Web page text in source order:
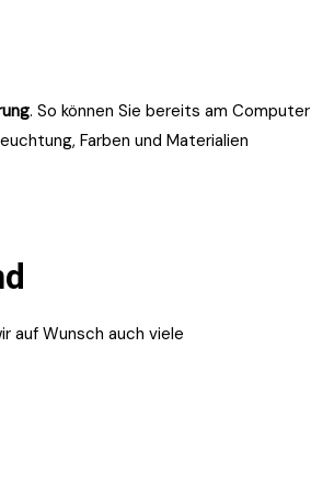
. So können Sie bereits am Computer
Farben und Materialien
auf Wunsch auch viele